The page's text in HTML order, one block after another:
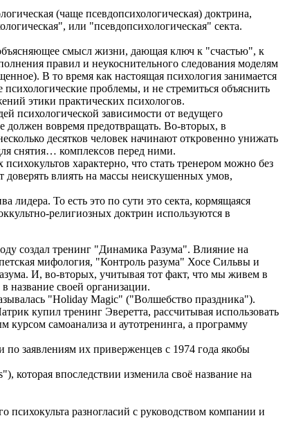
(чаще псевдопсихологическая) доктрина,
или "псевдопсихологическая" секта.
объясняющее смысл жизни, дающая ключ к "счастью", к
правил и неукоснительного следования моделям
В то время как настоящая психология занимается
проблемы, и не стремиться объяснить
этики практических психологов.
психологической зависимости от ведущего
должен вовремя предотвращать. Во-вторых, в
десятков человек начинают откровенно унижать
снятия… комплексов перед ними.
характерно, что стать тренером можно без
доверять влиять на массы неискушенных умов,
лидера. То есть это по сути это секта, кормящаяся
религиозных доктрин используются в
создал тренинг "Динамика Разума". Влияние на
мифология, "Контроль разума" Хосе Сильвы и
И, во-вторых, учитывая тот факт, что мы живем в
своей организации.
"Holiday Magic" ("Волшебство праздника").
купил тренинг Эверетта, рассчитывая использовать
курсом самоанализа и аутотренинга, а программу
заявлениям их приверженцев с 1974 года якобы
впоследствии изменила своё название на
разногласий с руководством компании и